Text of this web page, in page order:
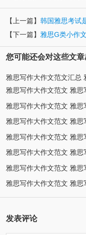
【上一篇】 韩国雅思考试
【下一篇】 雅思G类小作
您可能还会对这些文章
雅思写作大作文范文汇总
雅思写作大作文范文 雅
与大学(5)
雅思写作大作文范文 雅
民族语言(2)
雅思写作大作文范文 雅
学与就业(2)
雅思写作大作文范文 雅
school(2)
雅思写作大作文范文 雅
物馆目的(2)
雅思写作大作文范文 雅
attend universities(2)
雅思写作大作文范文 雅
(2)
发表评论